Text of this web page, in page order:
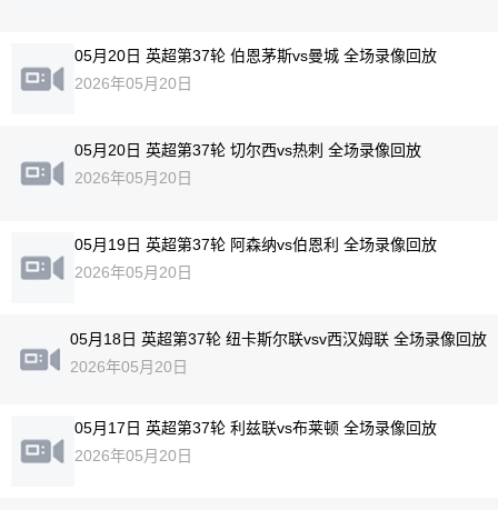
05月20日 英超第37轮 伯恩茅斯vs曼城 全场录像回放
2026年05月20日
05月20日 英超第37轮 切尔西vs热刺 全场录像回放
2026年05月20日
05月19日 英超第37轮 阿森纳vs伯恩利 全场录像回放
2026年05月20日
05月18日 英超第37轮 纽卡斯尔联vsv西汉姆联 全场录像回放
2026年05月20日
05月17日 英超第37轮 利兹联vs布莱顿 全场录像回放
2026年05月20日